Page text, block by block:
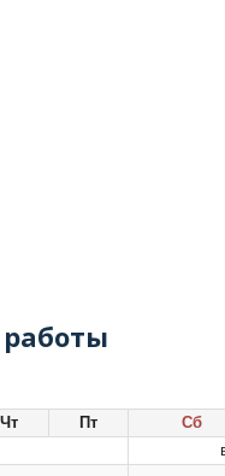
Чт Пт Сб